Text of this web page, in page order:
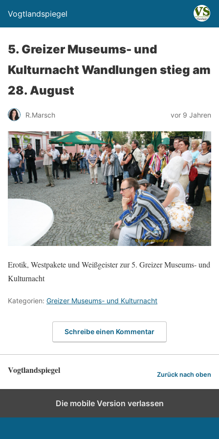
Vogtlandspiegel
5. Greizer Museums- und
Kulturnacht Wandlungen stieg am
28. August
R.Marsch vor 9 Jahren
Erotik, Westpakete und Weißgeister zur 5. Greizer Museums- und
Kulturnacht
Kategorien: Greizer Museums- und Kulturnacht
Schreibe einen Kommentar
Vogtlandspiegel Zurück nach oben
Die mobile Version verlassen